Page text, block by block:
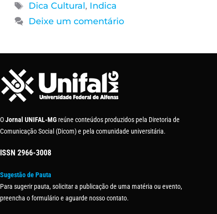
Dica Cultural, Indica
Deixe um comentário
OJornal UNIFAL-MG reúne conteúdos produzidos pela Diretoria de
Comunicação Social (Dicom) e pela comunidade universitária.
ISSN 2966-3008
Sugestão de Pauta
Para sugerir pauta, solicitar a publicação de uma matéria ou evento,
preencha o formulário e aguarde nosso contato.